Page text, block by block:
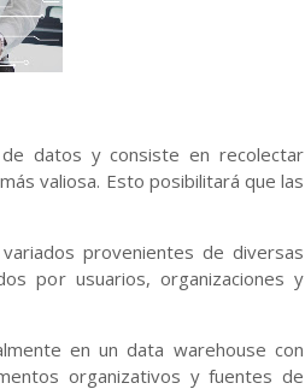
datos y consiste en recolectar
valiosa. Esto posibilitará que las
provenientes de diversas
por usuarios, organizaciones y
en un data warehouse con
organizativos y fuentes de